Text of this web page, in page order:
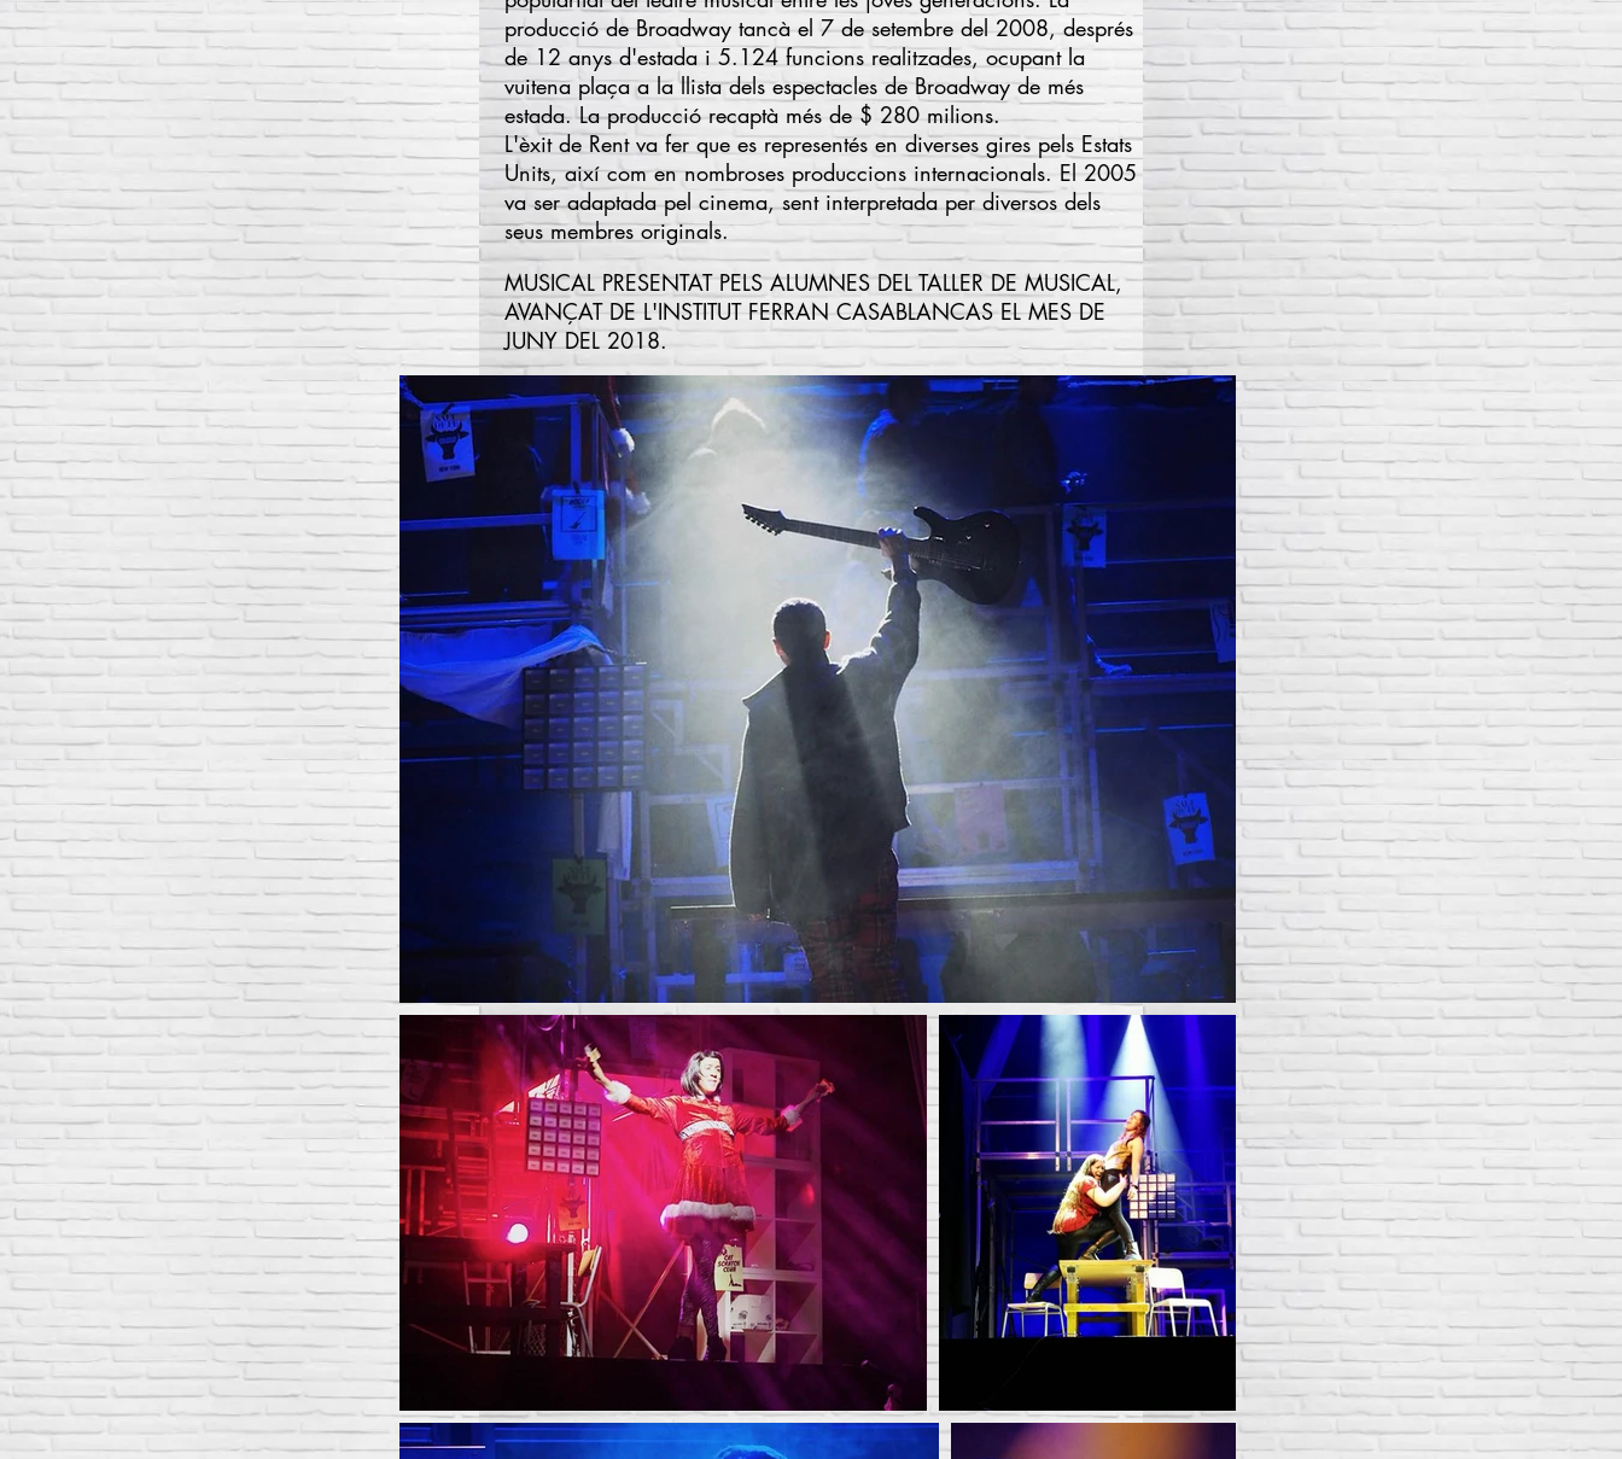
producció de Broadway tancà el 7 de setembre del 2008, després
de 12 anys d'estada i 5.124 funcions realitzades, ocupant la
vuitena plaça a la llista dels espectacles de Broadway de més
estada. La producció recaptà més de $ 280 milions.
L'èxit de Rent va fer que es representés en diverses gires pels Estats
Units, així com en nombroses produccions internacionals. El 2005
va ser adaptada pelcinema, sent interpretada per diversos dels
seus membres originals.
MUSICAL PRESENTAT PELS ALUMNES DEL TALLER DE MUSICAL,
AVANÇAT DE L'INSTITUT FERRAN CASABLANCAS EL MES DE
JUNY DEL 2018.